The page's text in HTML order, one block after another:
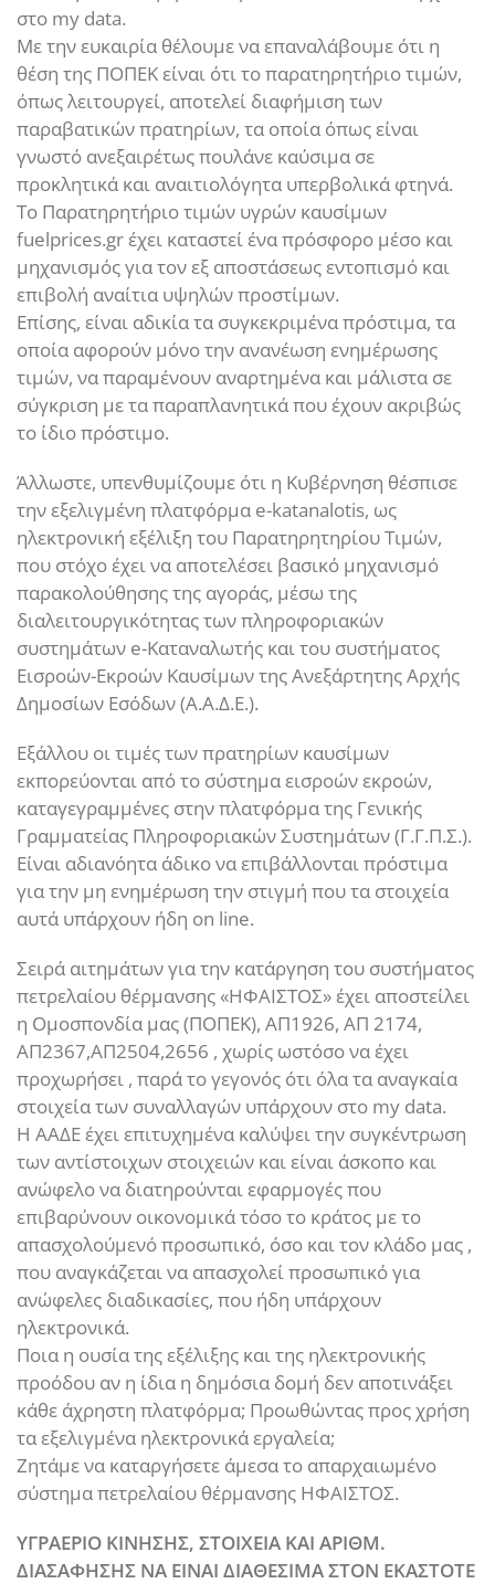
στο my data.
Με την ευκαιρία θέλουμε να επαναλάβουμε ότι η
θέση της ΠΟΠΕΚ είναι ότι το παρατηρητήριο τιμών,
όπως λειτουργεί, αποτελεί διαφήμιση των
παραβατικών πρατηρίων, τα οποία όπως είναι
γνωστό ανεξαιρέτως πουλάνε καύσιμα σε
προκλητικά και αναιτιολόγητα υπερβολικά φτηνά.
Το Παρατηρητήριο τιμών υγρών καυσίμων
fuelprices.gr έχει καταστεί ένα πρόσφορο μέσο και
μηχανισμός για τον εξ αποστάσεως εντοπισμό και
επιβολή αναίτια υψηλών προστίμων.
Επίσης, είναι αδικία τα συγκεκριμένα πρόστιμα, τα
οποία αφορούν μόνο την ανανέωση ενημέρωσης
τιμών, να παραμένουν αναρτημένα και μάλιστα σε
σύγκριση με τα παραπλανητικά που έχουν ακριβώς
το ίδιο πρόστιμο.
Άλλωστε, υπενθυμίζουμε ότι η Κυβέρνηση θέσπισε
την εξελιγμένη πλατφόρμα e-katanalotis, ως
ηλεκτρονική εξέλιξη του Παρατηρητηρίου Τιμών,
που στόχο έχει να αποτελέσει βασικό μηχανισμό
παρακολούθησης της αγοράς, μέσω της
διαλειτουργικότητας των πληροφοριακών
συστημάτων e-Καταναλωτής και του συστήματος
Εισροών-Εκροών Καυσίμων της Ανεξάρτητης Αρχής
Δημοσίων Εσόδων (Α.Α.Δ.Ε.).
Εξάλλου οι τιμές των πρατηρίων καυσίμων
εκπορεύονται από το σύστημα εισροών εκροών,
καταγεγραμμένες στην πλατφόρμα της Γενικής
Γραμματείας Πληροφοριακών Συστημάτων (Γ.Γ.Π.Σ.).
Είναι αδιανόητα άδικο να επιβάλλονται πρόστιμα
για την μη ενημέρωση την στιγμή που τα στοιχεία
αυτά υπάρχουν ήδη on line.
Σειρά αιτημάτων για την κατάργηση του συστήματος
πετρελαίου θέρμανσης «ΗΦΑΙΣΤΟΣ» έχει αποστείλει
η Ομοσπονδία μας (ΠΟΠΕΚ), ΑΠ1926, ΑΠ 2174,
ΑΠ2367,ΑΠ2504,2656 , χωρίς ωστόσο να έχει
προχωρήσει , παρά το γεγονός ότι όλα τα αναγκαία
στοιχεία των συναλλαγών υπάρχουν στο my data.
Η ΑΑΔΕ έχει επιτυχημένα καλύψει την συγκέντρωση
των αντίστοιχων στοιχειών και είναι άσκοπο και
ανώφελο να διατηρούνται εφαρμογές που
επιβαρύνουν οικονομικά τόσο το κράτος με το
απασχολούμενό προσωπικό, όσο και τον κλάδο μας ,
που αναγκάζεται να απασχολεί προσωπικό για
ανώφελες διαδικασίες, που ήδη υπάρχουν
ηλεκτρονικά.
Ποια η ουσία της εξέλιξης και της ηλεκτρονικής
προόδου αν η ίδια η δημόσια δομή δεν αποτινάξει
κάθε άχρηστη πλατφόρμα; Προωθώντας προς χρήση
τα εξελιγμένα ηλεκτρονικά εργαλεία;
Ζητάμε να καταργήσετε άμεσα το απαρχαιωμένο
σύστημα πετρελαίου θέρμανσης ΗΦΑΙΣΤΟΣ.
ΥΓΡΑΕΡΙΟ ΚΙΝΗΣΗΣ, ΣΤΟΙΧΕΙΑ ΚΑΙ ΑΡΙΘΜ.
ΔΙΑΣΑΦΗΣΗΣ ΝΑ ΕΙΝΑΙ ΔΙΑΘΕΣΙΜΑ ΣΤΟΝ ΕΚΑΣΤΟΤΕ